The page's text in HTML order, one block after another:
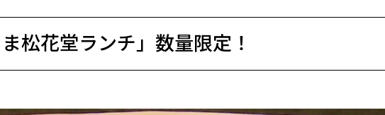
松花堂ランチ」数量限定！